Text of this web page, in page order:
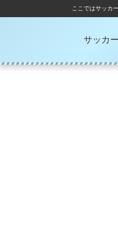
ここではサッカ
サッカ